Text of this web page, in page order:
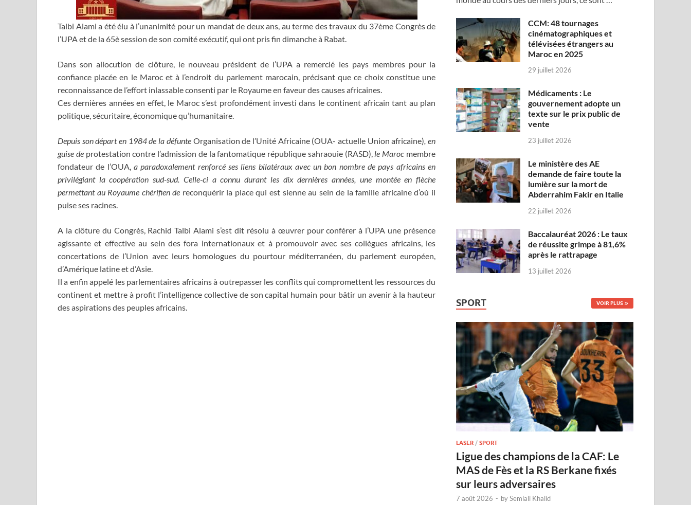
Talbi Alami a été élu à l’unanimité pour un mandat de deux ans, au terme des travaux du 37ème Congrès de
l’UPA et de la 65è session de son comité exécutif, qui ont pris fin dimanche à Rabat.
Dans son allocution de clôture, le nouveau président de l’UPA a remercié les pays membres pour la
confiance placée en le Maroc et à l’endroit du parlement marocain, précisant que ce choix constitue une
reconnaissance de l’effort inlassable consenti par le Royaume en faveur des causes africaines.
Ces dernières années en effet, le Maroc s’est profondément investi dans le continent africain tant au plan
politique, sécuritaire, économique qu’humanitaire.
Depuis son départ en 1984 de la défunte Organisation de l’Unité Africaine (OUA- actuelle Union africaine), en
guise deprotestation contre l’admission de la fantomatique république sahraouie (RASD), le Maroc membre
fondateur de l’OUA, a paradoxalement renforcé ses liens bilatéraux avec un bon nombre de pays africains en
privilégiant la coopération sud-sud. Celle-ci a connu durant les dix dernières années, une montée en flèche
permettant au Royaume chérifien de reconquérir la place qui est sienne au sein de la famille africaine d’où il
puise ses racines.
A la clôture du Congrès, Rachid Talbi Alami s’est dit résolu à œuvrer pour conférer à l’UPA une présence
agissante et effective au sein des fora internationaux et à promouvoir avec ses collègues africains, les
concertations de l’Union avec leurs homologues du pourtour méditerranéen, du parlement européen,
d’Amérique latine et d’Asie.
Il a enfin appelé les parlementaires africains à outrepasser les conflits qui compromettent les ressources du
continent et mettre à profit l’intelligence collective de son capital humain pour bâtir un avenir à la hauteur
des aspirations des peuples africains.
CCM: 48 tournages
cinématographiques et
télévisées étrangers au
Maroc en 2025
29 juillet 2026
Médicaments : Le
gouvernement adopte un
texte sur le prix public de
vente
23 juillet 2026
Le ministère des AE
demande de faire toute la
lumière sur la mort de
Abderrahim Fakir en Italie
22 juillet 2026
Baccalauréat 2026 : Le taux
de réussite grimpe à 81,6%
après le rattrapage
13 juillet 2026
SPORT VOIR PLUS
LASER /SPORT
Ligue des champions de la CAF: Le
MAS de Fès et la RS Berkane fixés
sur leurs adversaires
7 août 2026 - bySemlali Khalid